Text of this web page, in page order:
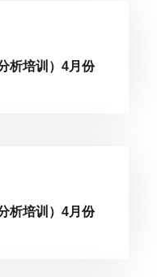
析培训）4月份
析培训）4月份